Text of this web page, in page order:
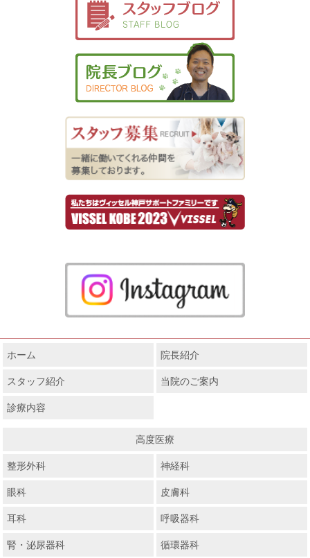
ホーム 院長紹介
スタッフ紹介 当院のご案内
診療内容
高度医療
整形外科 神経科
眼科 皮膚科
耳科 呼吸器科
腎・泌尿器科 循環器科